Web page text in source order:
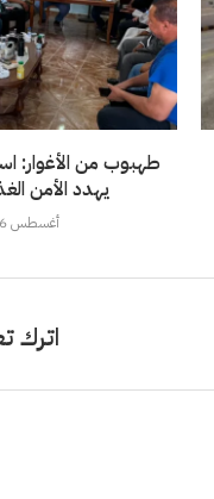
يهدد الأمن
أغسطس 6, 2026
اترك